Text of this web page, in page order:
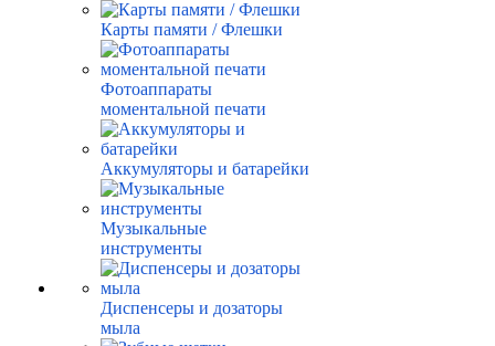
Карты памяти / Флешки
Фотоаппараты
моментальной печати
Аккумуляторы и батарейки
Музыкальные
инструменты
Диспенсеры и дозаторы
мыла